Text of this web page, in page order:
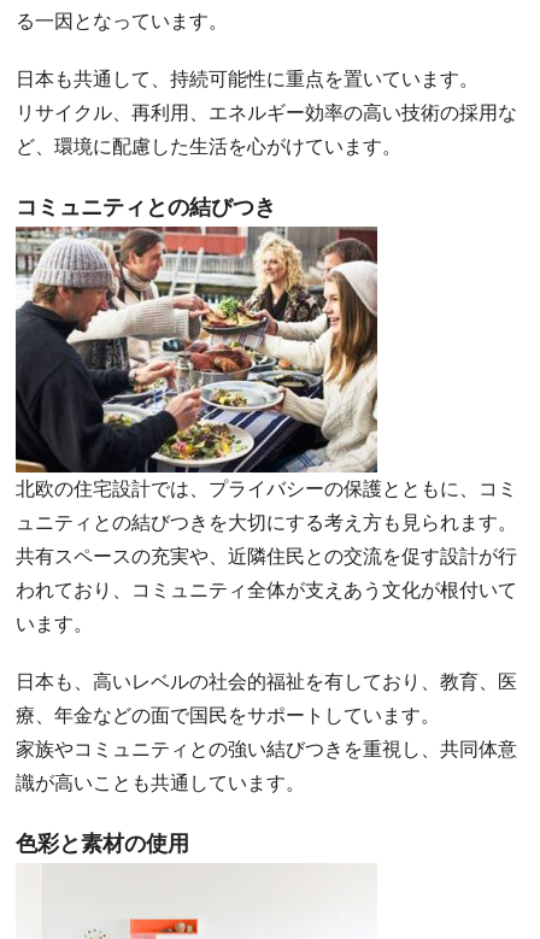
る一因となっています。
日本も共通して、持続可能性に重点を置いています。
リサイクル、再利用、エネルギー効率の高い技術の採用な
ど、環境に配慮した生活を心がけています。
コミュニティとの結びつき
北欧の住宅設計では、プライバシーの保護とともに、コミ
ュニティとの結びつきを大切にする考え方も見られます。
共有スペースの充実や、近隣住民との交流を促す設計が行
われており、コミュニティ全体が支えあう文化が根付いて
います。
日本も、高いレベルの社会的福祉を有しており、教育、医
療、年金などの面で国民をサポートしています。
家族やコミュニティとの強い結びつきを重視し、共同体意
識が高いことも共通しています。
色彩と素材の使用